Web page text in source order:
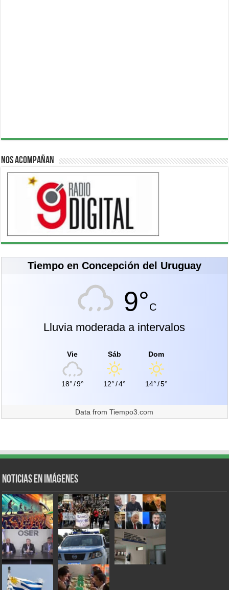
Nos acompañan
Tiempo en Concepción del Uruguay
9°C
Lluvia moderada a intervalos
Vie
18°/9°
Sáb
12°/4°
Dom
14°/5°
Data fromTiempo3.com
Noticias en Imágenes